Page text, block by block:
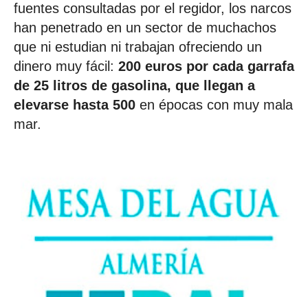
fuentes consultadas por el regidor, los narcos
han penetrado en un sector de muchachos
que ni estudian ni trabajan ofreciendo un
dinero muy fácil: 200 euros por cada garrafa
de 25 litros de gasolina, que llegan a
elevarse hasta 500 en épocas con muy mala
mar.